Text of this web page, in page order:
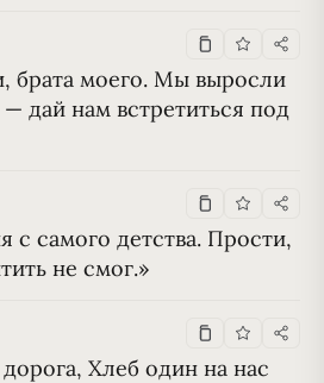
брата моего. Мы выросли
дай нам встретиться под
самого детства. Прости,
не смог.»
Хлеб один на нас